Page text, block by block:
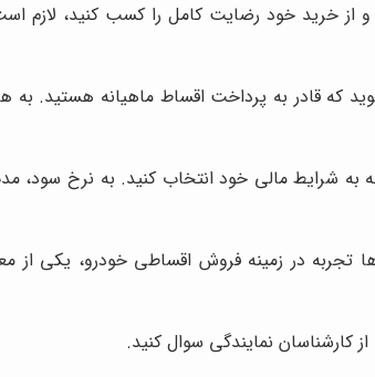
و از خرید خود رضایت کامل را کسب کنید، لازم
که قادر به پرداخت اقساط ماهیانه هستید. به
شرایط مالی خود انتخاب کنید. به نرخ سود،
تجربه در زمینه فروش اقساطی خودرو، یکی از
کارشناسان نمایندگی سوال کنید.